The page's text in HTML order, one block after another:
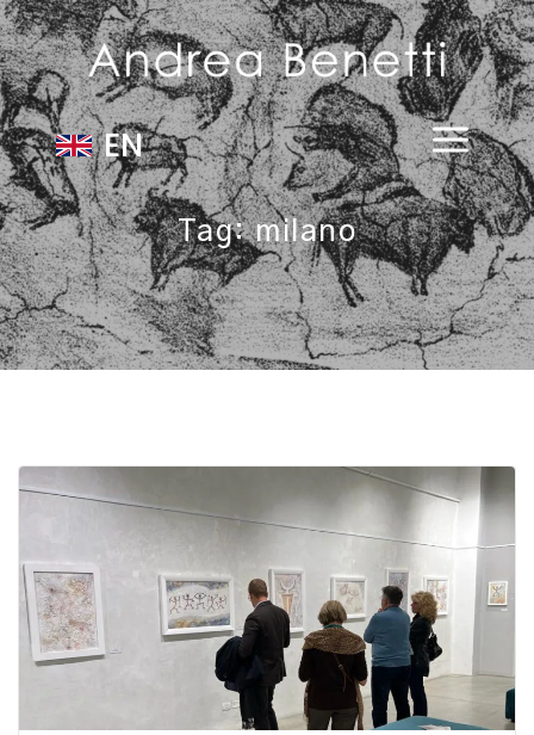
EN
Tag:milano